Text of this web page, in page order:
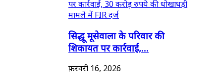
सिद्धू मूसेवाला के परिवार की
शिकायत पर कार्रवाई,...
फ़रवरी 16, 2026